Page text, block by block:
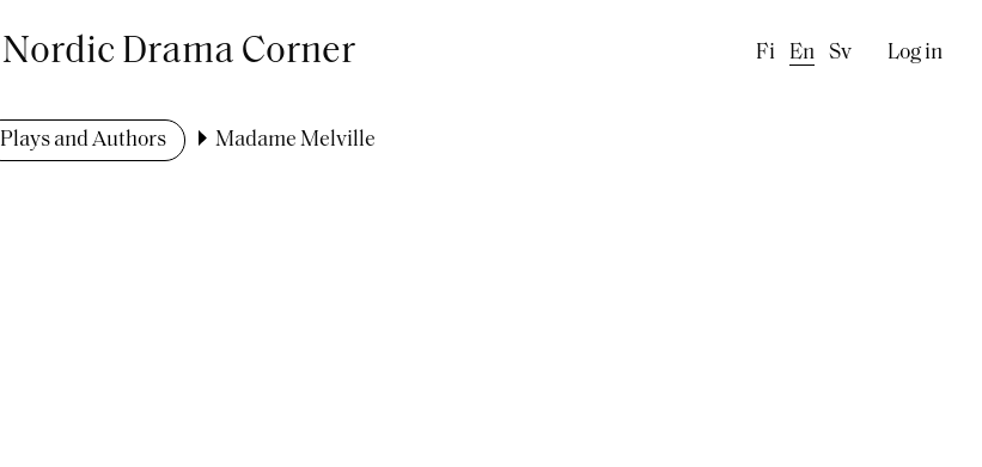
Nordic Drama Corner Fi En Sv Log in
Plays and Authors Madame Melville